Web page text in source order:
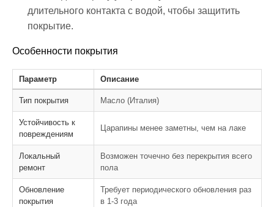
длительного контакта с водой, чтобы защитить
покрытие.
Особенности покрытия
Параметр Описание
Тип покрытия Масло (Италия)
Устойчивость к
повреждениям
Царапины менее заметны, чем на лаке
Локальный
ремонт
Возможен точечно без перекрытия всего
пола
Обновление
покрытия
Требует периодического обновления раз
в 1-3 года